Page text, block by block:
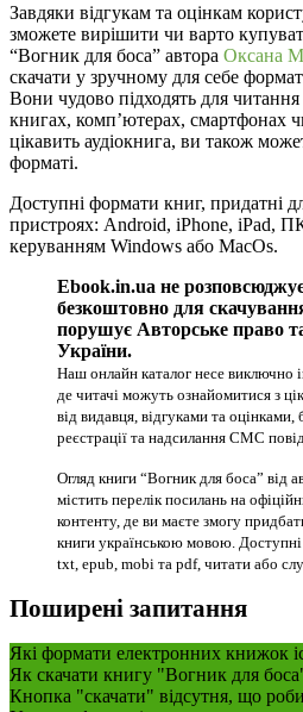
Завдяки відгукам та оцінкам
зможете вирішити чи варто
“Вогник для боса” автора Оксана
скачати у зручному для себе
Вони чудово підходять для
книгах, комп’ютерах, смартфонах
цікавить аудіокнига, ви також
форматі.
Доступні формати книг, придатні
пристроях: Android, iPhone, iPad,
керуванням Windows або MacOs.
Ebook.in.ua не
безкоштовно для
порушує Авторське право
України.
Наш онлайн каталог несе виключно
де читачі можуть ознайомитися з
від видавця, відгуками та оцінками,
реєстрації та надсилання СМС
Огляд книги “Вогник для боса” від
містить перелік посилань на
контенту, де ви маєте змогу
книги українською мовою.
txt, epub, mobi та pdf, читати або
Поширені запитання
Які формати електронних книжок
Як скачати книгу "Вогник для
Кнопка "скачати" відсутня, що